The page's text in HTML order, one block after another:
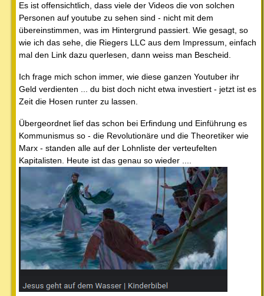
Es ist offensichtlich, dass viele der Videos die von solchen
Personen auf youtube zu sehen sind - nicht mit dem
übereinstimmen, was im Hintergrund passiert. Wie gesagt, so
wie ich das sehe, die Riegers LLC aus dem Impressum, einfach
mal den Link dazu querlesen, dann weiss man Bescheid.
Ich frage mich schon immer, wie diese ganzen Youtuber ihr
Geld verdienten ... du bist doch nicht etwa investiert - jetzt ist es
Zeit die Hosen runter zu lassen.
Übergeordnet lief das schon bei Erfindung und Einführung es
Kommunismus so - die Revolutionäre und die Theoretiker wie
Marx - standen alle auf der Lohnliste der verteufelten
Kapitalisten. Heute ist das genau so wieder ....